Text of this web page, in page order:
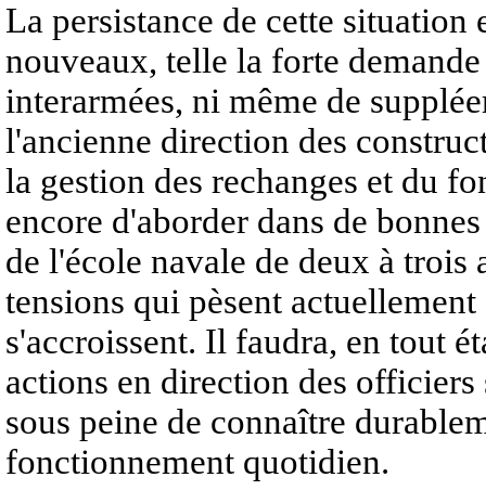
La persistance de cette situation
nouveaux, telle la forte
interarmées, ni même de
l'ancienne direction des
la gestion des rechanges et du
encore d'aborder dans de
de l'école navale de deux à
tensions qui pèsent
s'accroissent. Il faudra, en tout
actions en direction des
sous peine de connaître
fonctionnement quotidien.